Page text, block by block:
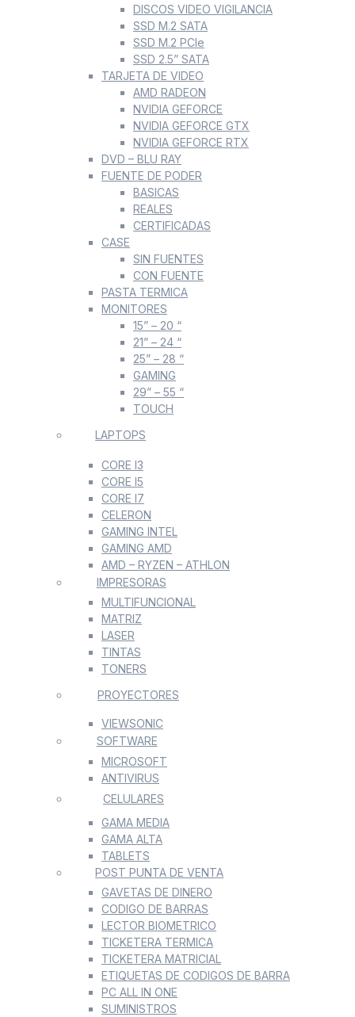
DISCOS VIDEO VIGILANCIA
SSD M.2 SATA
SSD M.2 PCIe
SSD 2.5” SATA
TARJETA DE VIDEO
AMD RADEON
NVIDIA GEFORCE
NVIDIA GEFORCE GTX
NVIDIA GEFORCE RTX
DVD – BLU RAY
FUENTE DE PODER
BASICAS
REALES
CERTIFICADAS
CASE
SIN FUENTES
CON FUENTE
PASTA TERMICA
MONITORES
15” – 20 “
21” – 24 “
25” – 28 “
GAMING
29” – 55 “
TOUCH
LAPTOPS
CORE I3
CORE I5
CORE I7
CELERON
GAMING INTEL
GAMING AMD
AMD – RYZEN – ATHLON
IMPRESORAS
MULTIFUNCIONAL
MATRIZ
LASER
TINTAS
TONERS
PROYECTORES
VIEWSONIC
SOFTWARE
MICROSOFT
ANTIVIRUS
CELULARES
GAMA MEDIA
GAMA ALTA
TABLETS
POST PUNTA DE VENTA
GAVETAS DE DINERO
CODIGO DE BARRAS
LECTOR BIOMETRICO
TICKETERA TERMICA
TICKETERA MATRICIAL
ETIQUETAS DE CODIGOS DE BARRA
PC ALL IN ONE
SUMINISTROS